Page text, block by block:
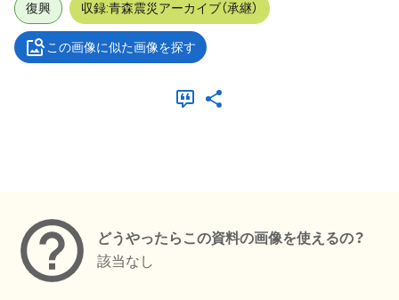
復興 収録:青森震災アーカイブ（承継）
この画像に似た画像を探す
どうやったらこの資料の画像を使えるの？
該当なし